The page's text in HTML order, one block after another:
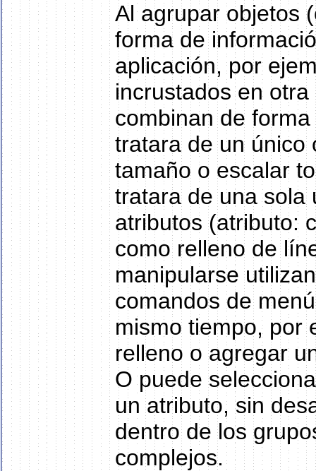
Al agrupar objetos
forma de
aplicación, por
incrustados en
combinan de
tratara de un único
tamaño o escalar
tratara de una sola
atributos (atributo:
como relleno de
manipularse
comandos de
mismo tiempo, por
relleno o agregar
O puede
un atributo, sin
dentro de los
complejos.